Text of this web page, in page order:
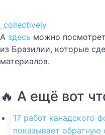
_collectively
А здесь можно
из Бразилии, которые
материалов.
🔥 А ещё вот
17 работ канадского
показывает